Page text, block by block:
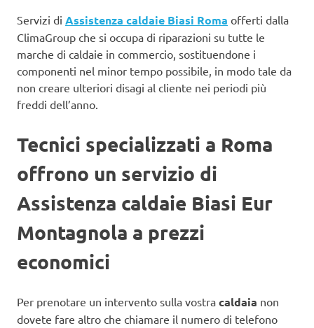
Servizi di Assistenza caldaie Biasi Roma offerti dalla
ClimaGroup che si occupa di riparazioni su tutte le
marche di caldaie in commercio, sostituendone i
componenti nel minor tempo possibile, in modo tale da
non creare ulteriori disagi al cliente nei periodi più
freddi dell’anno.
Tecnici specializzati a Roma
offrono un servizio di
Assistenza caldaie Biasi Eur
Montagnola a prezzi
economici
Per prenotare un intervento sulla vostra caldaia non
dovete fare altro che chiamare il numero di telefono